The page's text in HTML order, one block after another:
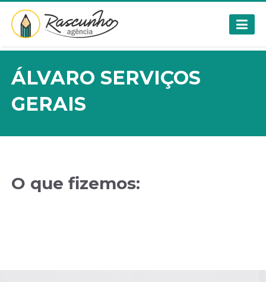
ÁLVARO SERVIÇOS
GERAIS
O que fizemos: